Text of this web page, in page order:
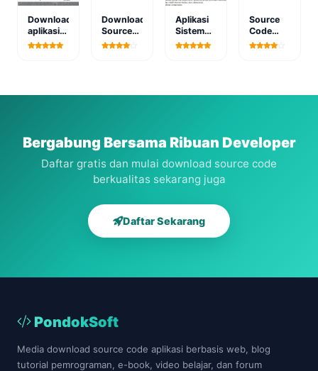
Download
aplikasi
sistem
Download
Source
Code
Aplikasi
Sistem
Pendukung
Source
Code
Sistem
Bergabung Bersama Ribuan Developer
Daftar gratis dan mulai download source code
berkualitas sekarang juga
Daftar Sekarang
PondokSoft
Media download source code aplikasi berbasis web, blog
tutorial pemrograman, e-book, video belajar, dan forum